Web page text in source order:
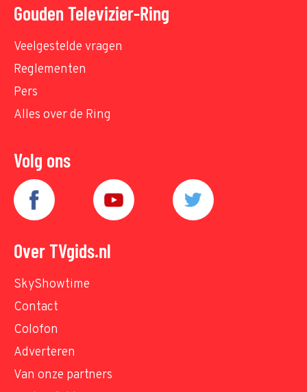
Gouden Televizier-Ring
Veelgestelde vragen
Reglementen
Pers
Alles over de Ring
Volg ons
Over TVgids.nl
SkyShowtime
Contact
Colofon
Adverteren
Van onze partners